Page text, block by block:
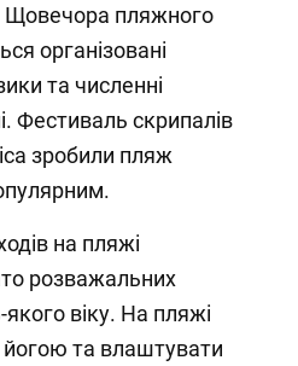
пляжного
організовані
та численні
Фестиваль скрипалів
зробили пляж
на пляжі
розважальних
віку. На пляжі
та влаштувати